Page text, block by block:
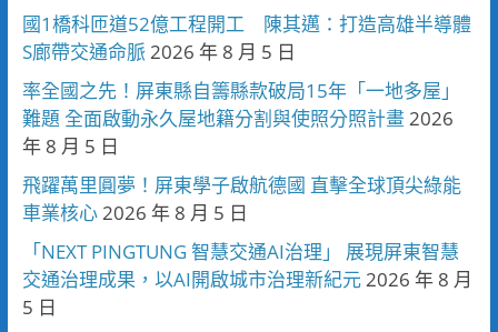
國1橋科匝道52億工程開工 陳其邁：打造高雄半導體
S廊帶交通命脈2026 年 8 月 5 日
率全國之先！屏東縣自籌縣款破局15年「一地多屋」
難題 全面啟動永久屋地籍分割與使照分照計畫2026
年 8 月 5 日
飛躍萬里圓夢！屏東學子啟航德國 直擊全球頂尖綠能
車業核心2026 年 8 月 5 日
「NEXT PINGTUNG 智慧交通AI治理」 展現屏東智慧
交通治理成果，以AI開啟城市治理新紀元2026 年 8 月
5 日